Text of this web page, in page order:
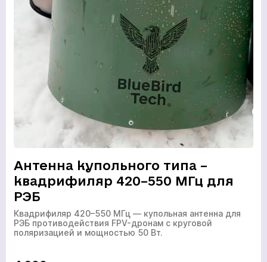
Антенна купольного типа –
квадрифиляр 420–550 МГц для
РЭБ
Квадрифиляр 420–550 МГц — купольная антенна для
РЭБ противодействия FPV-дронам с круговой
поляризацией и мощностью 50 Вт.